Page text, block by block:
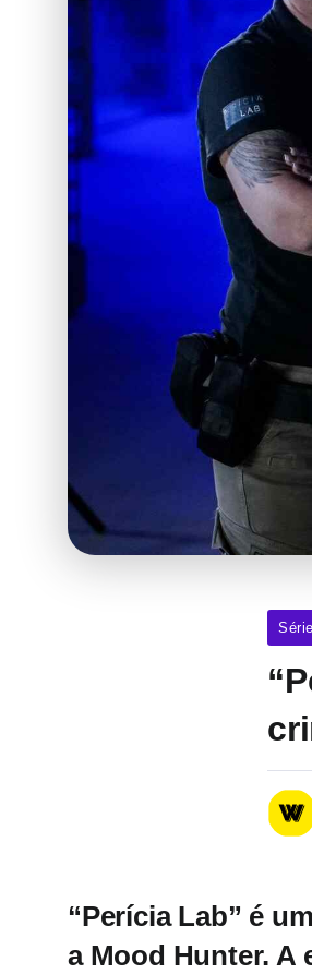
“Perícia Lab” é
a Mood Hunter. A